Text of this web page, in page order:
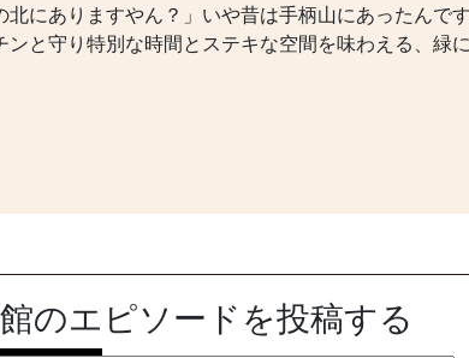
北にありますやん？」いや昔は手柄山にあったんで
ンと守り特別な時間とステキな空間を味わえる、緑
のエピソードを投稿する